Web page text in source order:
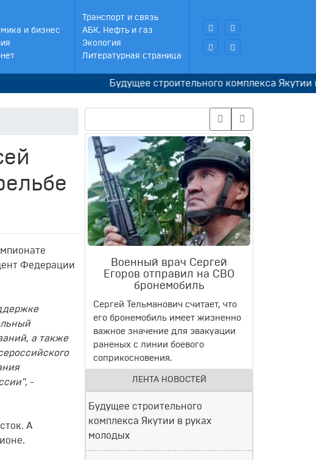
и бизнес
Транспорт и связь
АБК, Нефть и газ
Экология
Литературная страница
Будущее строительного комплекса Якутии в
Федерации
а также
-
А
Военный врач Сергей
Егоров отправил на СВО
бронемобиль
Сергей Тельманович считает, что
его бронемобиль имеет жизненно
важное значение для эвакуации
раненых с линии боевого
соприкосновения.
ЛЕНТА НОВОСТЕЙ
Будущее строительного
комплекса Якутии в руках
молодых